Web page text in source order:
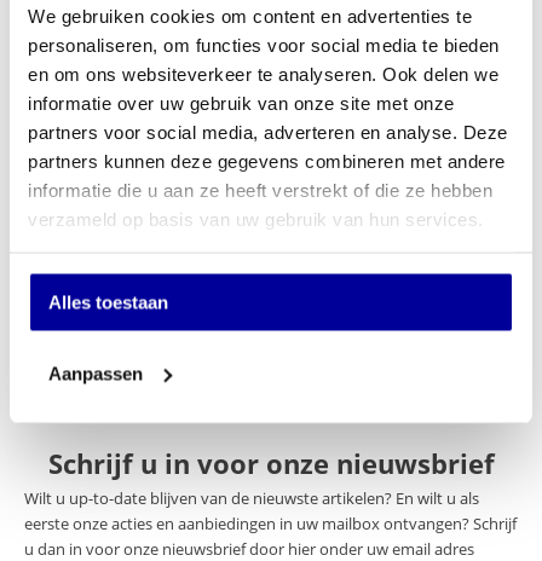
We gebruiken cookies om content en advertenties te
personaliseren, om functies voor social media te bieden
en om ons websiteverkeer te analyseren. Ook delen we
informatie over uw gebruik van onze site met onze
partners voor social media, adverteren en analyse. Deze
partners kunnen deze gegevens combineren met andere
informatie die u aan ze heeft verstrekt of die ze hebben
verzameld op basis van uw gebruik van hun services.
Alles toestaan
Aanpassen
Voorgesneden labels of doorlopende taperol
Barcode protocollen 20+
Afmetingen 128 x 221 x 153 mm
INCL BTW: €113,00
EX BTW: € 93,39
In mijn winkelwagen
Offerte aanvragen
Op verlanglijstje
Schrijf u in voor onze nieuwsbrief
Wilt u up-to-date blijven van de nieuwste artikelen? En wilt u als
eerste onze acties en aanbiedingen in uw mailbox ontvangen? Schrijf
u dan in voor onze nieuwsbrief door hier onder uw email adres